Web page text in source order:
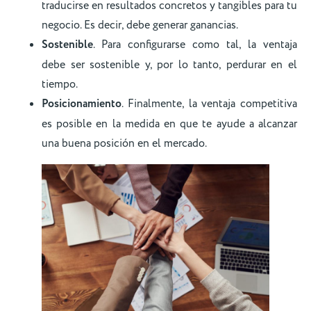
traducirse en resultados concretos y tangibles para tu
negocio. Es decir, debe generar ganancias.
Sostenible. Para configurarse como tal, la ventaja
debe ser sostenible y, por lo tanto, perdurar en el
tiempo.
Posicionamiento. Finalmente, la ventaja competitiva
es posible en la medida en que te ayude a alcanzar
una buena posición en el mercado.